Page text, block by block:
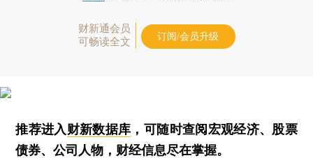
财新通会员
可畅读全文
订阅/会员升级
推荐进入财新数据库 ，可随时查阅宏观经济、股票
债券、公司人物，财经信息尽在掌握。